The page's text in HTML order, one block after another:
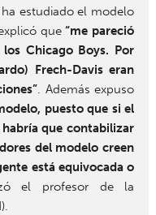
estudiado el modelo
que“me pareció
Chicago Boys. Por
Frech-Davis eran
. Además expuso
puesto que si el
que contabilizar
del modelo creen
está equivocada o
el profesor de la